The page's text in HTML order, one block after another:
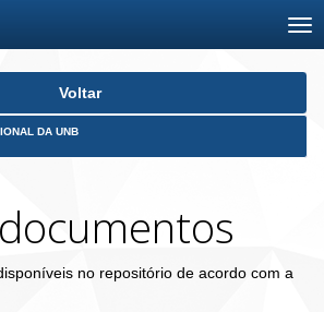
Voltar
DA UNB
no repositório de acordo com a